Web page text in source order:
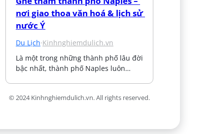
nơi giao thoa văn hoá & lịch sử
nước Ý
Du Lịch·Kinhnghiemdulich.vn
Là một trong những thành phố lâu đời
bậc nhất, thành phố Naples luôn…
© 2024 Kinhnghiemdulich.vn. All rights reserved.